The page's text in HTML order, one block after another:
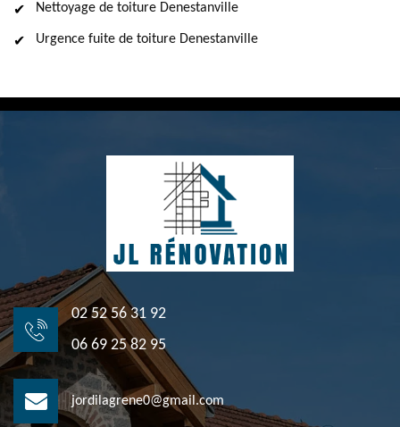
Nettoyage de toiture Denestanville
Urgence fuite de toiture Denestanville
02 52 56 31 92
06 69 25 82 95
jordilagrene0@gmail.com